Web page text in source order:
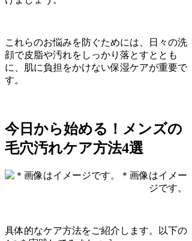
これらのお悩みを防ぐためには、日々の洗
顔で皮脂や汚れをしっかり落とすととも
に、肌に負担をかけない保湿ケアが重要で
す。
今日から始める！メンズの
毛穴汚れケア方法4選
＊画像はイメー
ジです。
具体的なケア方法をご紹介します。以下の